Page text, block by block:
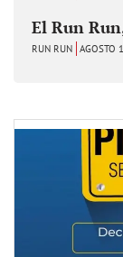
El Run
RUN RUN AGOSTO